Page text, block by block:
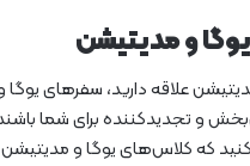
و مدیتیشن
علاقه دارید، سفرهای
و تجدیدکننده برای شما
که کلاس‌های یوگا و مدیتیشن